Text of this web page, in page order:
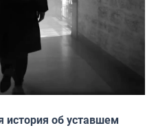
история об уставшем